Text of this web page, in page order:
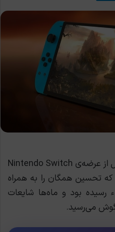
، 4 سال از عرضه‌ی Nintendo Switch
که تحسین همگان را به همراه
رسیده بود و ماه‌ها شایعات